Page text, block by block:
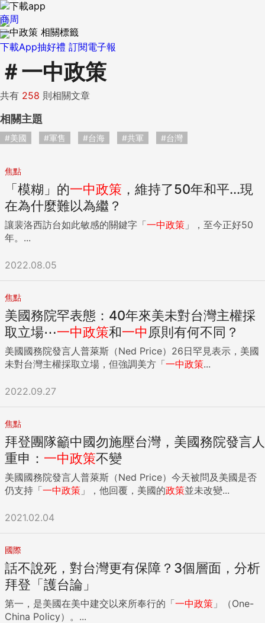
下載App抽好禮 訂閱電子報
商周
一中政策 相關標籤
＃一中政策
共有 258 則相關文章
相關主題
#美國 #軍售 #台海 #共軍 #台灣
焦點
「模糊」的一中政策 ，維持了50年和平...現
在為什麼難以為繼？
讓裴洛西訪台如此敏感的關鍵字「一中政策 」，至今正好50
年。...
2022.08.05
焦點
美國務院罕表態：40年來美未對台灣主權採
取立場⋯一中政策和一中 原則有何不同？
美國國務院發言人普萊斯（Ned Price）26日罕見表示，美國
未對台灣主權採取立場，但強調美方「一中政策...
2022.09.27
焦點
拜登團隊籲中國勿施壓台灣，美國務院發言人
重申： 一中政策不變
美國國務院發言人普萊斯（Ned Price）今天被問及美國是否
仍支持「一中政策 」，他回覆，美國的政策並未改變...
2021.02.04
國際
話不說死，對台灣更有保障？3個層面，分析
拜登「護台論」
第一，是美國在美中建交以來所奉行的「一中政策 」（One-
China Policy）。...